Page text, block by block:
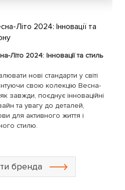
Літо 2024: Інновації та
Літо 2024: Інновації та стиль
нові стандарти у світі
свою колекцію Весна-
завжди, поєднує інноваційні
та увагу до деталей,
для активного життя і
стилю.
бренда